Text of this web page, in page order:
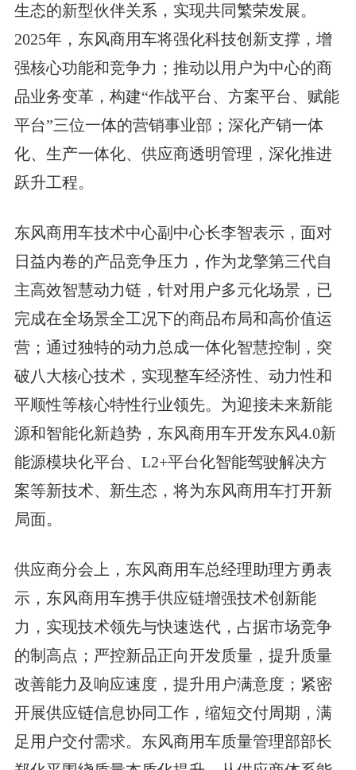
生态的新型伙伴关系，实现共同繁荣发展。
2025年，东风商用车将强化科技创新支撑，增
强核心功能和竞争力；推动以用户为中心的商
品业务变革，构建“作战平台、方案平台、赋能
平台”三位一体的营销事业部；深化产销一体
化、生产一体化、供应商透明管理，深化推进
跃升工程。
东风商用车技术中心副中心长李智表示，面对
日益内卷的产品竞争压力，作为龙擎第三代自
主高效智慧动力链，针对用户多元化场景，已
完成在全场景全工况下的商品布局和高价值运
营；通过独特的动力总成一体化智慧控制，突
破八大核心技术，实现整车经济性、动力性和
平顺性等核心特性行业领先。为迎接未来新能
源和智能化新趋势，东风商用车开发东风4.0新
能源模块化平台、L2+平台化智能驾驶解决方
案等新技术、新生态，将为东风商用车打开新
局面。
供应商分会上， 东风商用车总经理助理方勇表
示，东风商用车携手供应链增强技术创新能
力，实现技术领先与快速迭代，占据市场竞争
的制高点；严控新品正向开发质量，提升质量
改善能力及响应速度，提升用户满意度；紧密
开展供应链信息协同工作，缩短交付周期，满
足用户交付需求。东风商用车质量管理部部长